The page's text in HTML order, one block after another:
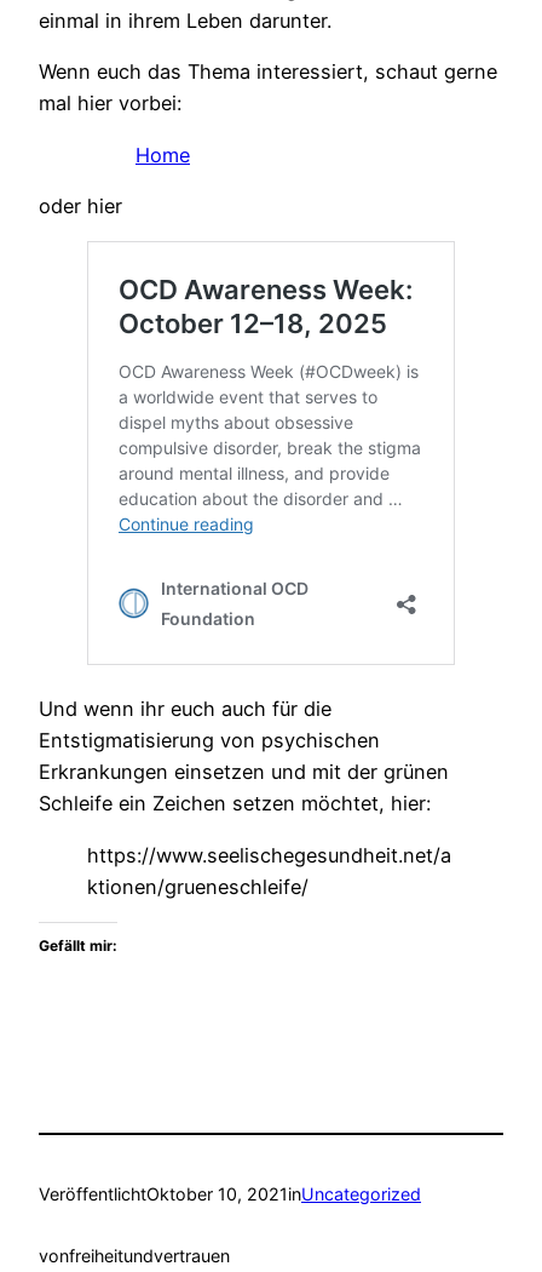
einmal in ihrem Leben darunter.
Wenn euch das Thema interessiert, schaut gerne
mal hier vorbei:
Home
oder hier
Und wenn ihr euch auch für die
Entstigmatisierung von psychischen
Erkrankungen einsetzen und mit der grünen
Schleife ein Zeichen setzen möchtet, hier:
https://www.seelischegesundheit.net/a
ktionen/grueneschleife/
Gefällt mir:
VeröffentlichtOktober 10, 2021inUncategorized
vonfreiheitundvertrauen